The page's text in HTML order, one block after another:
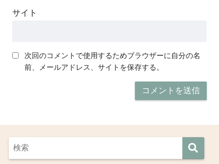
サイト
次回のコメントで使用するためブラウザーに自分の名
前、メールアドレス、サイトを保存する。